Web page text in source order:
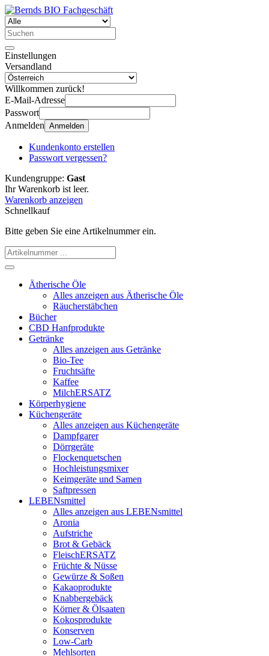
Einstellungen
Versandland
Willkommen zurück!
E-Mail-Adresse
Passwort
Anmelden Anmelden
Kundenkonto erstellen
Passwort vergessen?
Kundengruppe: Gast
Ihr Warenkorb ist leer.
Warenkorb anzeigen
Schnellkauf
Bitte geben Sie eine Artikelnummer ein.
Ätherische Öle
Alles anzeigen aus Ätherische Öle
Räucherstäbchen
Bücher
CBD Hanfprodukte
Getränke
Alles anzeigen aus Getränke
Bio-Tee
Fruchtsäfte
Kaffee
MilchERSATZ
Körperhygiene
Küchengeräte
Alles anzeigen aus Küchengeräte
Dampfgarer
Dörrgeräte
Flockenquetschen
Hochleistungsmixer
Keimgeräte und Samen
Saftpressen
LEBENsmittel
Alles anzeigen aus LEBENsmittel
Aronia
Aufstriche
Brot & Gebäck
FleischERSATZ
Früchte & Nüsse
Gewürze & Soßen
Kakaoprodukte
Knabbergebäck
Körner & Ölsaaten
Kokosprodukte
Konserven
Low-Carb
Mehlsorten